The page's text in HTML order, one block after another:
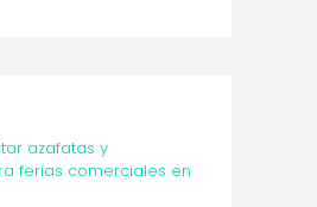
azafatas y
ferias comerciales en